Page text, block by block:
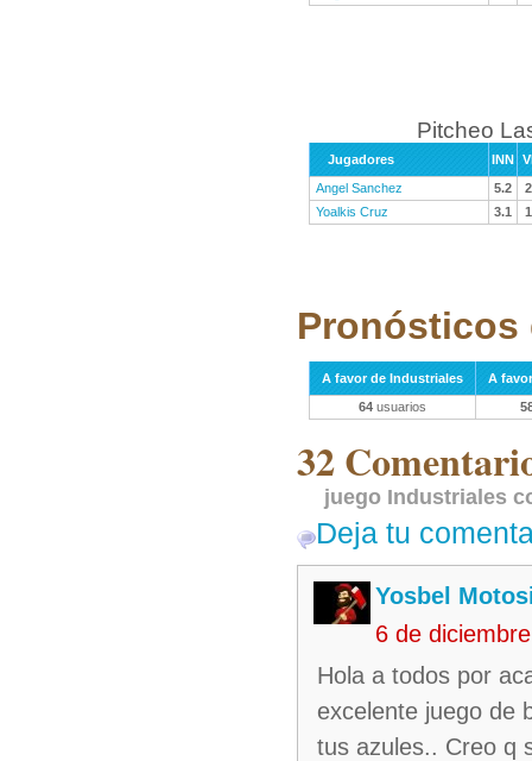
Pitcheo
Jugadores INN
Angel Sanchez
5.2
Yoalkis Cruz
3.1
Pronósticos
A favor de Industriales
A
64 usuarios
32
juego Industriales
Deja tu
Yosbel
6 de
Hola a todos por
excelente juego de
tus azules.. Creo q